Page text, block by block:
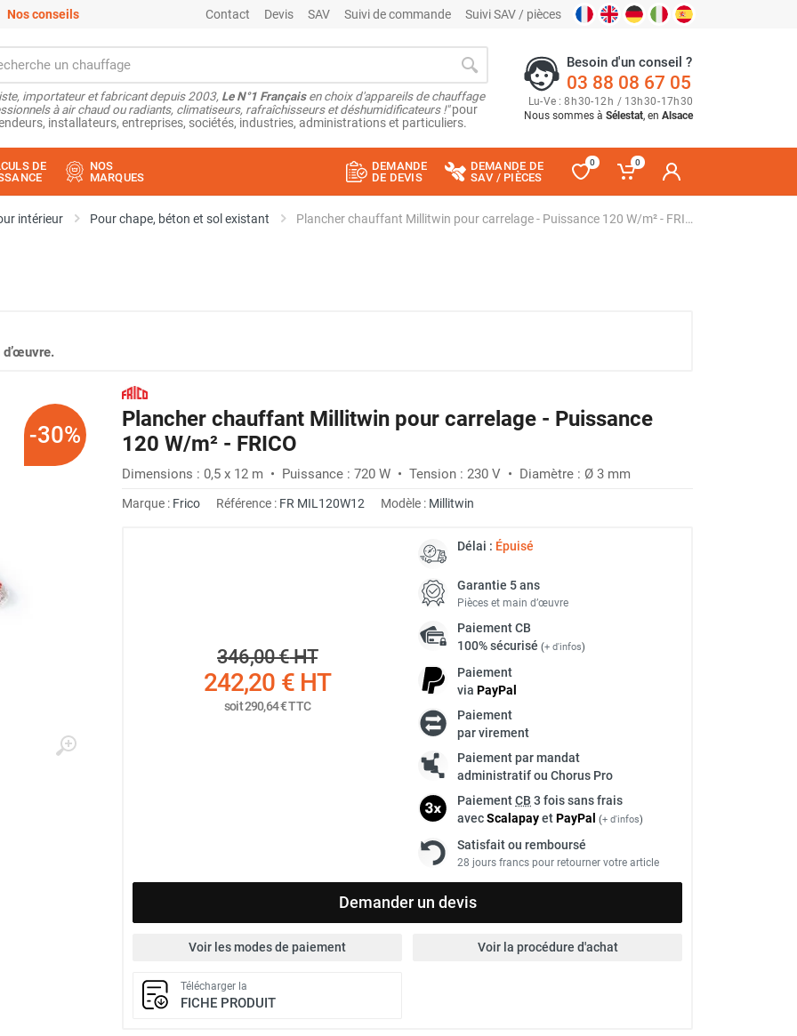
Nos conseils Contact Devis SAV Suivi de commande Suivi SAV / pièces
importateur et fabricant depuis 2003, Le N°1 Françaisen choix d'appareils de chauffage
à air chaud ou radiants, climatiseurs, rafraîchisseurs et déshumidificateurs !"pour
installateurs, entreprises, sociétés, industries, administrations et particuliers.
Besoin d'un conseil ?
03 88 08 67 05
Lu-Ve : 8h30-12h / 13h30-17h30
Nous sommes à Sélestat, en Alsace
DE
NOS
MARQUES
DEMANDE
DE DEVIS
DEMANDE DE
SAV / PIÈCES
0 0
intérieur Pour chape, béton et sol existant Plancher chauffant Millitwin pour carrelage - Puissance 120 W/m² - FRICO
-30%
Plancher chauffant Millitwin pour carrelage - Puissance
120 W/m² - FRICO
Dimensions : 0,5 x 12 m • Puissance : 720 W • Tension : 230 V • Diamètre : Ø 3 mm
Marque : Frico Référence : FR MIL120W12 Modèle : Millitwin
346,00 €HT
242,20 €HT
soit290,64 €TTC
Délai : Épuisé
Garantie 5 ans
Pièces et main d’œuvre
PaiementCB
100% sécurisé (+ d'infos)
Paiement
via PayPal
Paiement
par virement
Paiement par mandat
administratif ou Chorus Pro
PaiementCB 3 fois sans frais
avecScalapayetPayPal (+ d'infos)
Satisfait ou remboursé
28 jours francs pour retourner votre article
Demander un devis
Voir les modes de paiement Voir la procédure d'achat
Télécharger la
FICHE PRODUIT